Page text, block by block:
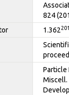
824
1.362
Particle
Miscell.